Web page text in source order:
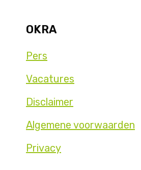
OKRA
Pers
Vacatures
Disclaimer
Algemene voorwaarden
Privacy